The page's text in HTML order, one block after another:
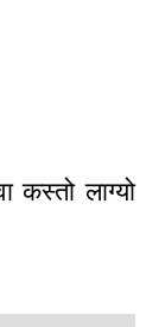
कस्तो लाग्यो